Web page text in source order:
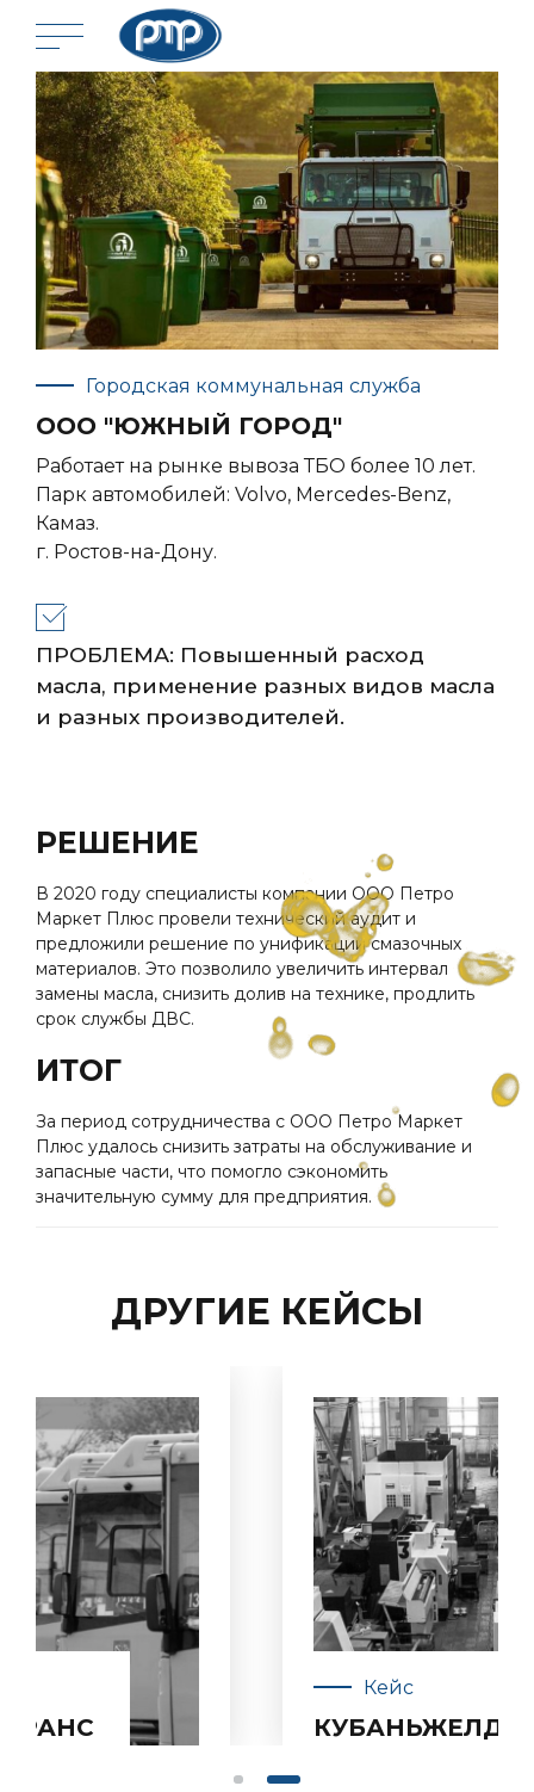
Городская коммунальная служба
ООО "ЮЖНЫЙ ГОРОД"
Работает на рынке вывоза ТБО более 10 лет.
Парк автомобилей: Volvo, Mercedes-Benz,
Камаз.
г. Ростов-на-Дону.
ПРОБЛЕМА: Повышенный расход
масла, применение разных видов масла
и разных производителей.
РЕШЕНИЕ
В 2020 году специалисты компании ООО Петро
Маркет Плюс провели технический аудит и
предложили решение по унификации смазочных
материалов. Это позволило увеличить интервал
замены масла, снизить долив на технике, продлить
срок службы ДВС.
ИТОГ
За период сотрудничества с ООО Петро Маркет
Плюс удалось снизить затраты на обслуживание и
запасные части, что помогло сэкономить
значительную сумму для предприятия.
ДРУГИЕ КЕЙСЫ
Кейс
КУБАНЬЖЕЛДОРМАШ